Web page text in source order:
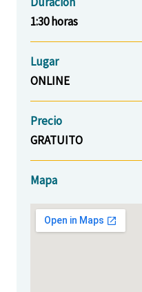
1:30 horas
Lugar
ONLINE
Precio
GRATUITO
Mapa